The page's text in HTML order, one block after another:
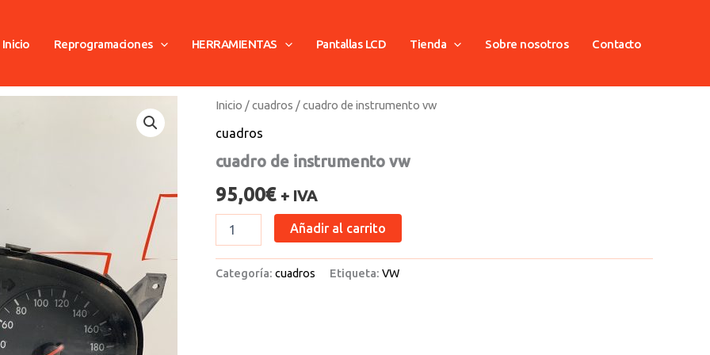
Inicio Reprogramaciones HERRAMIENTAS Pantallas LCD Tienda Sobre nosotros Contacto
Inicio /cuadros / cuadro de instrumento vw
cuadros
cuadro de instrumento vw
95,00€ + IVA
cuadro
instrumento
cantidad
Añadir al carrito
Categoría: cuadros Etiqueta: VW